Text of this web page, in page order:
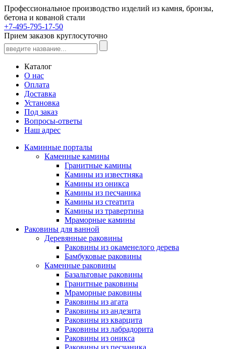
Профессиональное производство изделий из камня, бронзы,
бетона и кованой стали
+7-495-795-17-50
Прием заказов круглосуточно
Каталог
О нас
Оплата
Доставка
Установка
Под заказ
Вопросы-ответы
Наш адрес
Каминные порталы
Каменные камины
Гранитные камины
Камины из известняка
Камины из оникса
Камины из песчаника
Камины из стеатита
Камины из травертина
Мраморные камины
Раковины для ванной
Деревянные раковины
Раковины из окаменелого дерева
Бамбуковые раковины
Каменные раковины
Базальтовые раковины
Гранитные раковины
Мраморные раковины
Раковины из агата
Раковины из андезита
Раковины из кварцита
Раковины из лабрадорита
Раковины из оникса
Раковины из песчаника